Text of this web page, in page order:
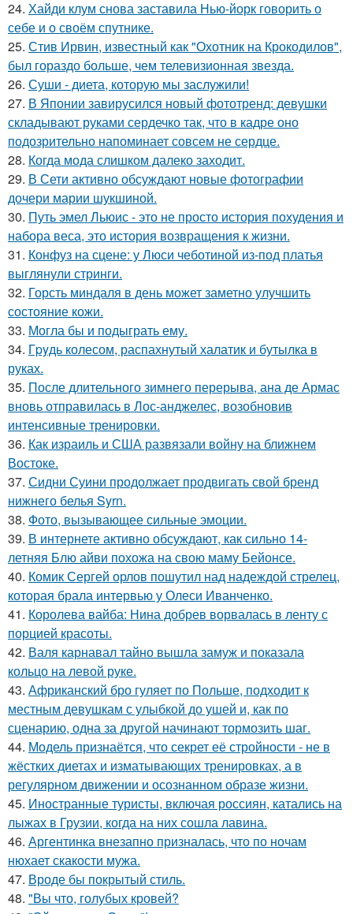
24. Хайди клум снова заставила Нью-йорк говорить о
себе и о своём спутнике.
25. Стив Ирвин, известный как "Охотник на Крокодилов",
был гораздо больше, чем телевизионная звезда.
26. Суши - диета, которую мы заслужили!
27. В Японии завирусился новый фототренд: девушки
складывают руками сердечко так, что в кадре оно
подозрительно напоминает совсем не сердце.
28. Когда мода слишком далеко заходит.
29. В Сети активно обсуждают новые фотографии
дочери марии шукшиной.
30. Путь эмел Льюис - это не просто история похудения и
набора веса, это история возвращения к жизни.
31. Конфуз на сцене: у Люси чеботиной из-под платья
выглянули стринги.
32. Горсть миндаля в день может заметно улучшить
состояние кожи.
33. Могла бы и подыграть ему.
34. Гpyдь колесом, распахнутый халатик и бутылка в
руках.
35. После длительного зимнего перерыва, ана де Армас
вновь отправилась в Лос-анджелес, возобновив
интенсивные тренировки.
36. Как израиль и США развязали войну на ближнем
Востоке.
37. Сидни Суини продолжает продвигать свой бренд
нижнего белья Syrn.
38. Фото, вызывающее сильные эмоции.
39. В интернете активно обсуждают, как сильно 14-
летняя Блю айви похожа на свою маму Бейонсе.
40. Комик Сергей орлов пошутил над надеждой стрелец,
которая брала интервью у Олеси Иванченко.
41. Королева вайба: Нина добрев ворвалась в ленту с
порцией красоты.
42. Валя карнавал тайно вышла замуж и показала
кольцо на левой руке.
43. Африканский бро гуляет по Польше, подходит к
местным девушкам с улыбкой до ушей и, как по
сценарию, одна за другой начинают тормозить шаг.
44. Модель признаётся, что секрет её стройности - не в
жёстких диетах и изматывающих тренировках, а в
регулярном движении и осознанном образе жизни.
45. Иностранные туристы, включая россиян, катались на
лыжах в Грузии, когда на них сошла лавина.
46. Аргентинка внезапно призналась, что по ночам
нюхает скакости мужа.
47. Вроде бы покрытый стиль.
48. "Вы что, голубых кровей?